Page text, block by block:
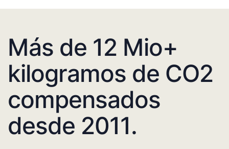
Más de 12 Mio+
kilogramos de CO2
compensados
desde 2011.